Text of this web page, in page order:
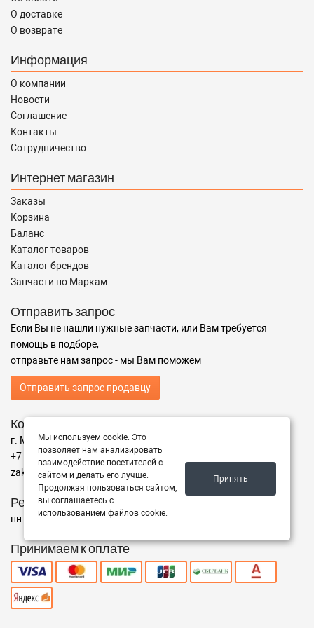
О доставке
О возврате
Информация
О компании
Новости
Соглашение
Контакты
Сотрудничество
Интернет магазин
Заказы
Корзина
Баланс
Каталог товаров
Каталог брендов
Запчасти по Маркам
Отправить запрос
Если Вы не нашли нужные запчасти, или Вам требуется
помощь в подборе,
отправьте нам запрос - мы Вам поможем
Отправить запрос продавцу
Контакты
г. Москва ул. Адрес
+7 (499) 350-94-25
zakaz@instrumentzip.ru
Режим работы
пн-пт с 9:00 до 18:00, сб 9:00 до 16:00, вс - выходной
Принимаем к оплате
Мы используем cookie. Это
позволяет нам анализировать
взаимодействие посетителей с
сайтом и делать его лучше.
Продолжая пользоваться сайтом,
вы соглашаетесь с
использованием файлов cookie.
Принять